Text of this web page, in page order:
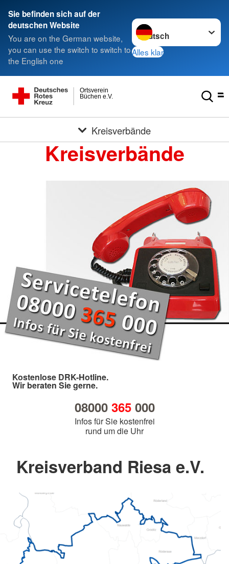
Sie befinden sich auf der
deutschen Website
You are on the German website,
you can use the switch to switch to
the English one
Sprache wechseln zu
Alles klar
Büchen e.V.
Ortsverein
Kreisverbände
Kreisverbände
Kostenlose DRK-Hotline.
Wir beraten Sie gerne.
08000 365000
Infos für Sie kostenfrei
rund um die Uhr
Kreisverband Riesa e.V.